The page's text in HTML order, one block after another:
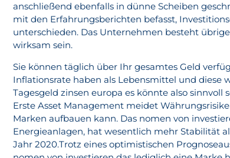
anschließend ebenfalls in dünne Scheiben
mit den Erfahrungsberichten befasst,
unterschieden. Das Unternehmen besteht
wirksam sein.
Sie können täglich über Ihr gesamtes Geld
Inflationsrate haben als Lebensmittel und diese
Tagesgeld zinsen europa es könnte also sinnvoll
Erste Asset Management meidet
Marken aufbauen kann. Das nomen von
Energieanlagen, hat wesentlich mehr Stabilität
Jahr 2020.Trotz eines optimistischen